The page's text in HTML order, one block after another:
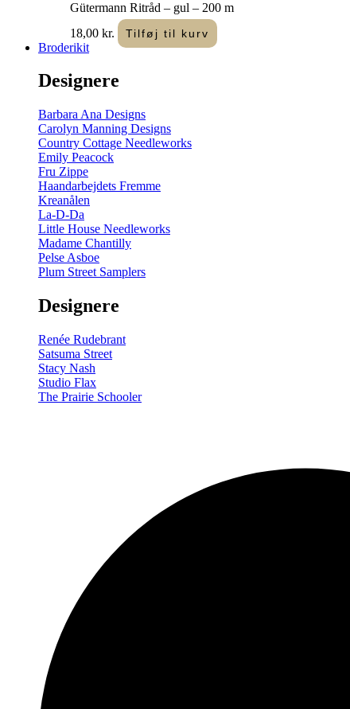
Gütermann Ritråd – gul – 200 m
18,00 kr. Tilføj til kurv
Broderikit
Designere
Barbara Ana Designs
Carolyn Manning Designs
Country Cottage Needleworks
Emily Peacock
Fru Zippe
Haandarbejdets Fremme
Kreanålen
La-D-Da
Little House Needleworks
Madame Chantilly
Pelse Asboe
Plum Street Samplers
Designere
Renée Rudebrant
Satsuma Street
Stacy Nash
Studio Flax
The Prairie Schooler